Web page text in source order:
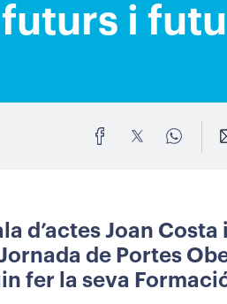
i
d’actes Joan Costa
de Portes
fer la seva